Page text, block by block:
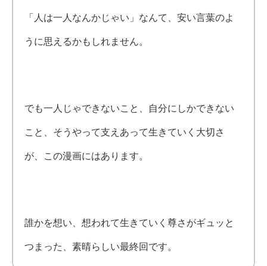
「人は一人なんかじゃい」なんて、安い言葉のよ
うに思えるかもしれません。
でも一人じゃできないこと、自分にしかできない
こと、そうやって支えあって生きていく大切さ
が、この漫画にはあります。
誰かを想い、想われて生きていく尊さがギュッと
つまった、素晴らしい最終回です。